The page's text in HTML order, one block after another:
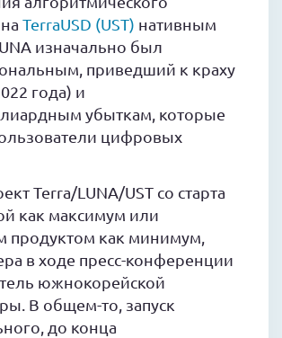
TerraUSD (UST) нативным
изначально был
приведший к краху
года) и
убыткам, которые
цифровых
Terra/LUNA/UST со старта
как максимум или
продуктом как минимум,
в ходе пресс-конференции
южнокорейской
В общем-то, запуск
до конца